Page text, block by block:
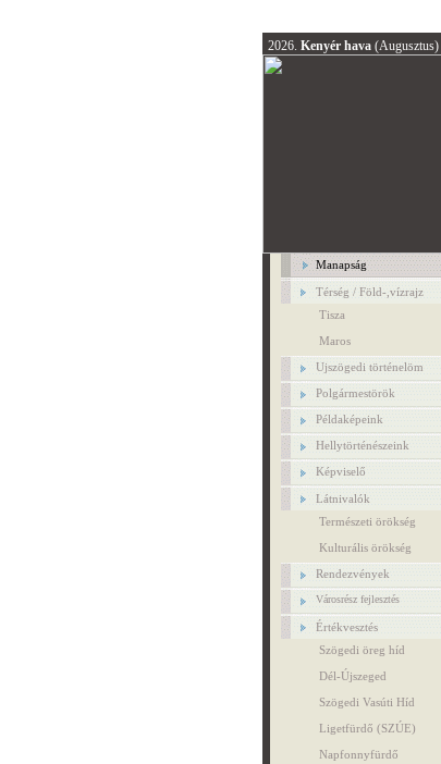
2026. Kenyér hava (Augusztus)
Manapság
Térség / Föld-,vízrajz
Tisza
Maros
Ujszögedi történelöm
Polgármestörök
Példaképeink
Hellytörténészeink
Képviselő
Látnivalók
Természeti örökség
Kulturális örökség
Rendezvények
Városrész fejlesztés
Értékvesztés
Szögedi öreg híd
Dél-Újszeged
Szögedi Vasúti Híd
Ligetfürdő (SZÚE)
Napfonnyfürdő